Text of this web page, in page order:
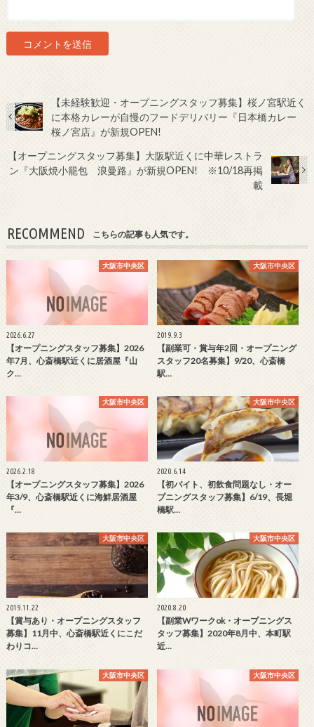
【未経験歓迎・オープニングスタッフ募集】桜ノ宮駅近く
に本格カレーが自慢のフードデリバリー『日本橋カレー
桜ノ宮店』が新規OPEN!
【オープニングスタッフ募集】大阪駅近くに中華レストラ
ン『大阪焼小籠包 浪曼路』が新規OPEN! ※10/18再掲
載
RECOMMEND こちらの記事も人気です。
大阪市中央区
2026.6.27
【オープニングスタッフ募集】2026
年7月、心斎橋駅近くに居酒屋『山
ク…
大阪市中央区
2019.9.3
【副業可・賞与年2回・オープニング
スタッフ20名募集】9/20、心斎橋
駅…
大阪市中央区
2026.2.18
【オープニングスタッフ募集】2026
年3/9、心斎橋駅近くに海鮮居酒屋
『…
大阪市中央区
2020.6.14
【初バイト、初飲食問題なし・オー
プニングスタッフ募集】6/19、長堀
橋駅…
大阪市中央区
2019.11.22
【賞与あり・オープニングスタッフ
募集】11月中、心斎橋駅近くにこだ
わりコ…
大阪市中央区
2020.8.20
【副業Wワークok・オープニングス
タッフ募集】2020年8月中、本町駅
近…
大阪市中央区 大阪市中央区